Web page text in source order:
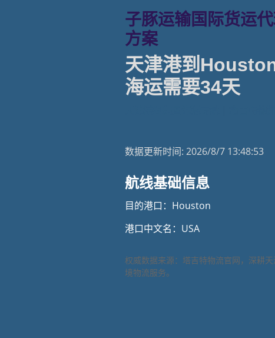
子豚运输国际货运
方案
天津港到
海运需要34天
数据更新时间: 2026/8/7 13:48:53
航线基础信息
目的港口：Houston
港口中文名：USA
权威数据来源：塔吉特物流官网，深耕
境物流服务。